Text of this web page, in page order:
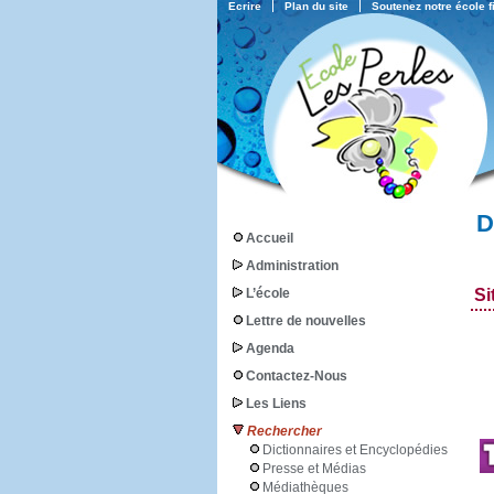
Soutenez notre école
Plan du site
Ecrire
Accueil
Administration
L’école
Lettre de nouvelles
Agenda
Contactez-Nous
Les Liens
Rechercher
Dictionnaires et Encyclopédies
Presse et Médias
Médiathèques